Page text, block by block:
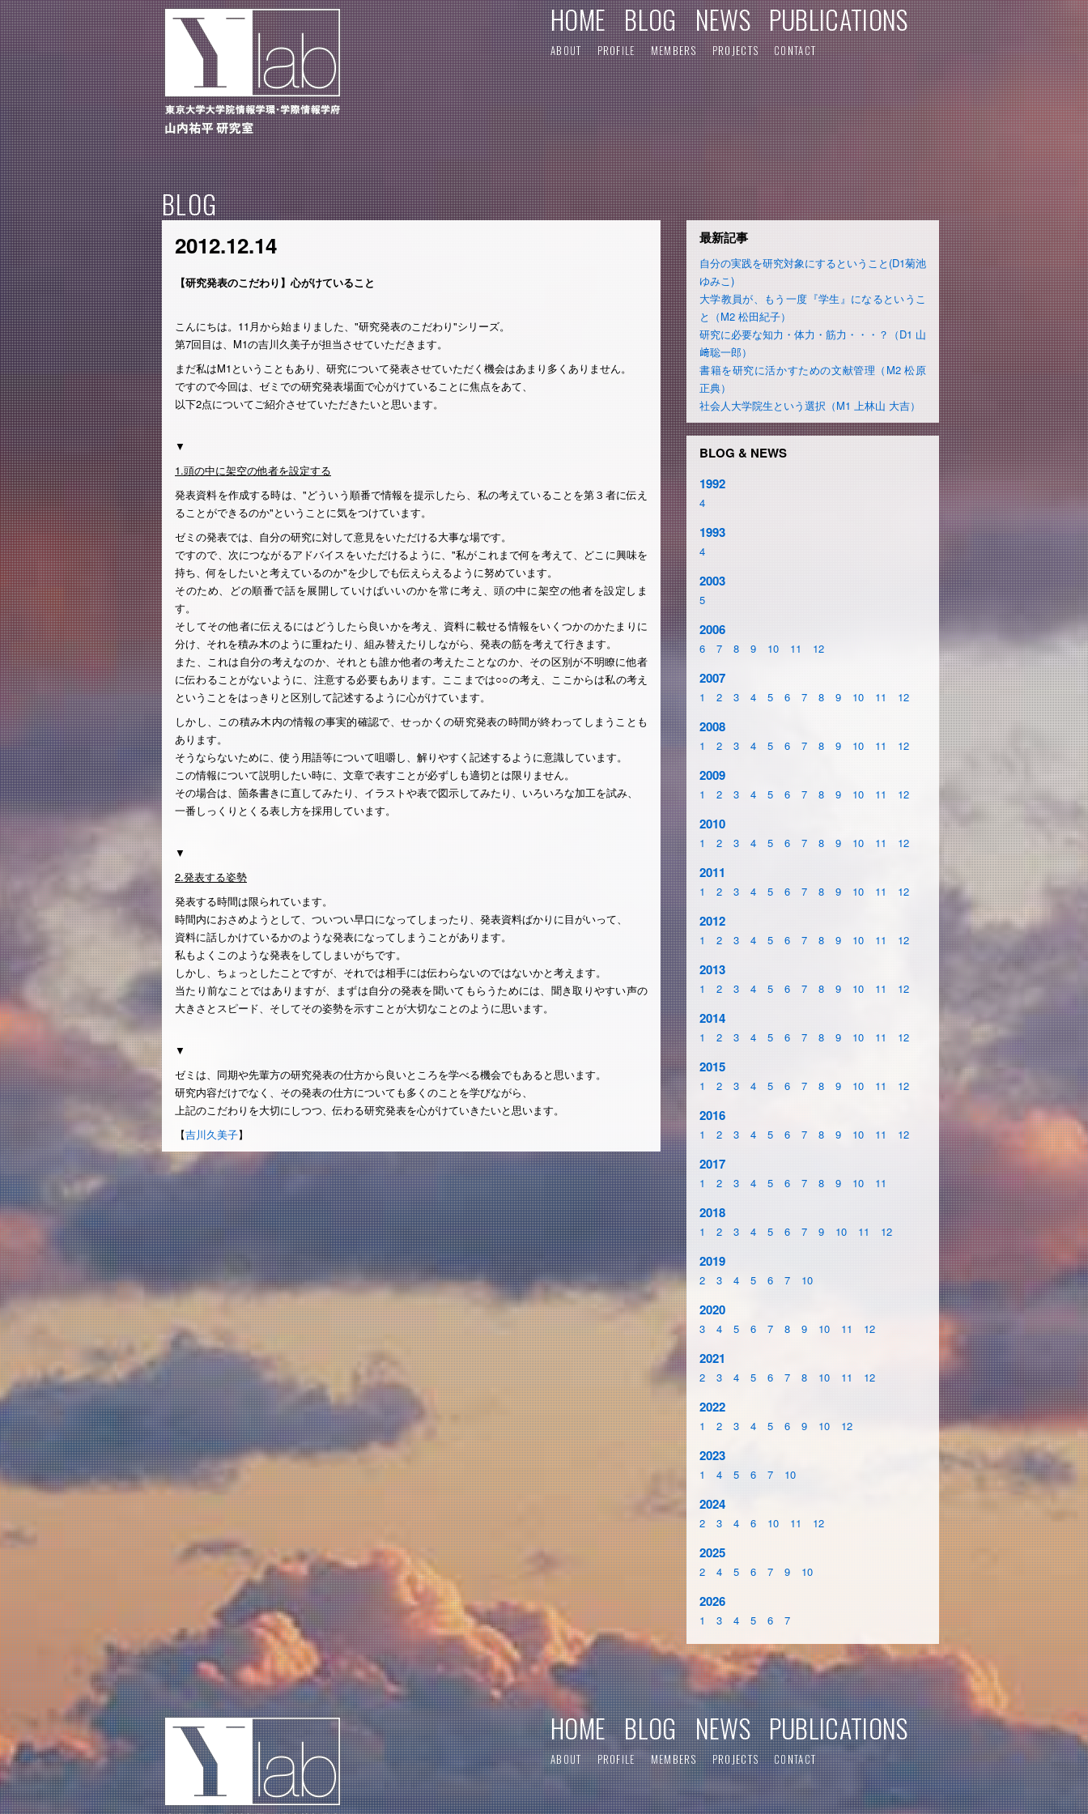
HOME BLOG NEWS PUBLICATIONS
ABOUT PROFILE MEMBERS PROJECTS CONTACT
BLOG
2012.12.14
【研究発表のこだわり】心がけていること
こんにちは。 11月から始まりました、"研究発表のこだわり"シリーズ。
第7回目は、M1の吉川久美子が担当させていただきます。
まだ私はM1ということもあり、研究について発表させていただく機会はあまり多くありません。
ですので今回は、ゼミでの研究発表場面で心がけていることに焦点をあて、
以下2点についてご紹介させていただきたいと思います。
▼
1.頭の中に架空の他者を設定する
発表資料を作成する時は、"どういう順番で情報を提示したら、私の考えていることを第３者に伝え
ることができるのか"ということに気をつけています。
ゼミの発表では、自分の研究に対して意見をいただける大事な場です。
ですので、次につながるアドバイスをいただけるように、"私がこれまで何を考えて、どこに興味を
持ち、何をしたいと考えているのか"を少しでも伝えらえるように努めています。
そのため、どの順番で話を展開していけばいいのかを常に考え、頭の中に架空の他者を設定しま
す。
そしてその他者に伝えるにはどうしたら良いかを考え、資料に載せる情報をいくつかのかたまりに
分け、それを積み木のように重ねたり、組み替えたりしながら、発表の筋を考えて行きます。
また、これは自分の考えなのか、それとも誰か他者の考えたことなのか、その区別が不明瞭に他者
に伝わることがないように、注意する必要もあります。ここまでは○○の考え、ここからは私の考え
ということをはっきりと区別して記述するように心がけています。
しかし、この積み木内の情報の事実的確認で、せっかくの研究発表の時間が終わってしまうことも
あります。
そうならないために、使う用語等について咀嚼し、解りやすく記述するように意識しています。
この情報について説明したい時に、文章で表すことが必ずしも適切とは限りません。
その場合は、箇条書きに直してみたり、イラストや表で図示してみたり、いろいろな加工を試み、
一番しっくりとくる表し方を採用しています。
▼
2.発表する姿勢
発表する時間は限られています。
時間内におさめようとして、ついつい早口になってしまったり、発表資料ばかりに目がいって、
資料に話しかけているかのような発表になってしまうことがあります。
私もよくこのような発表をしてしまいがちです。
しかし、ちょっとしたことですが、それでは相手には伝わらないのではないかと考えます。
当たり前なことではありますが、まずは自分の発表を聞いてもらうためには、聞き取りやすい声の
大きさとスピード、そしてその姿勢を示すことが大切なことのように思います。
▼
ゼミは、同期や先輩方の研究発表の仕方から良いところを学べる機会でもあると思います。
研究内容だけでなく、その発表の仕方についても多くのことを学びながら、
上記のこだわりを大切にしつつ、伝わる研究発表を心がけていきたいと思います。
【吉川久美子】
最新記事
自分の実践を研究対象にするということ(D1菊池
ゆみこ)
大学教員が、もう一度『学生』になるというこ
と（M2 松田紀子）
研究に必要な知力・体力・筋力・・・？（D1 山
﨑聡一郎）
書籍を研究に活かすための文献管理（M2 松原
正典）
社会人大学院生という選択（M1 上林山 大吉）
BLOG & NEWS
1992
4
1993
4
2003
5
2006
6 7 8 9 10 11 12
2007
1 2 3 4 5 6 7 8 9 10 11 12
2008
1 2 3 4 5 6 7 8 9 10 11 12
2009
1 2 3 4 5 6 7 8 9 10 11 12
2010
1 2 3 4 5 6 7 8 9 10 11 12
2011
1 2 3 4 5 6 7 8 9 10 11 12
2012
1 2 3 4 5 6 7 8 9 10 11 12
2013
1 2 3 4 5 6 7 8 9 10 11 12
2014
1 2 3 4 5 6 7 8 9 10 11 12
2015
1 2 3 4 5 6 7 8 9 10 11 12
2016
1 2 3 4 5 6 7 8 9 10 11 12
2017
1 2 3 4 5 6 7 8 9 10 11
2018
1 2 3 4 5 6 7 9 10 11 12
2019
2 3 4 5 6 7 10
2020
3 4 5 6 7 8 9 10 11 12
2021
2 3 4 5 6 7 8 10 11 12
2022
1 2 3 4 5 6 9 10 12
2023
1 4 5 6 7 10
2024
2 3 4 6 10 11 12
2025
2 4 5 6 7 9 10
2026
1 3 4 5 6 7
HOME BLOG NEWS PUBLICATIONS
ABOUT PROFILE MEMBERS PROJECTS CONTACT